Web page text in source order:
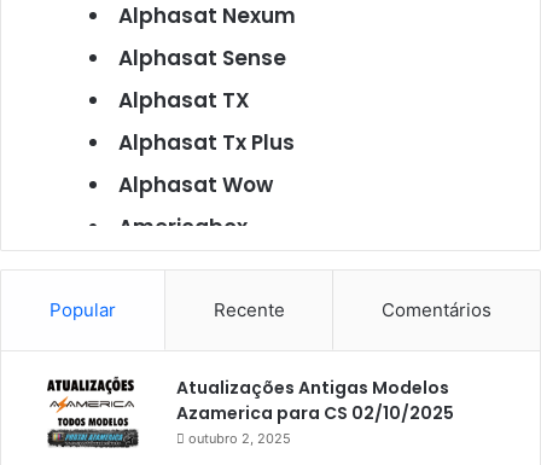
Alphasat Nexum
Alphasat Sense
Alphasat TX
Alphasat Tx Plus
Alphasat Wow
Americabox
Americabox S101
Americabox S105
Americabox S105 Plus
Americabox S205
Americabox S205 Plus
Popular Recente Comentários
Atualizações Antigas Modelos
Azamerica para CS 02/10/2025
outubro 2, 2025